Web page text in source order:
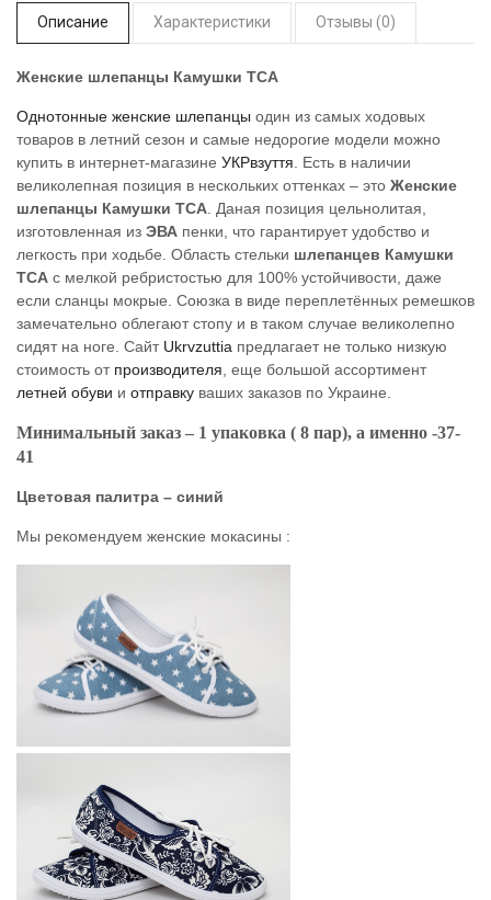
Описание Характеристики Отзывы (0)
Женские шлепанцы Камушки ТСА
Однотонные женские шлепанцы один из самых ходовых
товаров в летний сезон и самые недорогие модели можно
купить в интернет-магазине УКРвзуття . Есть в наличии
великолепная позиция в нескольких оттенках – это Женские
шлепанцы Камушки ТСА . Даная позиция цельнолитая,
изготовленная из ЭВА пенки, что гарантирует удобство и
легкость при ходьбе. Область стельки шлепанцев Камушки
TCA с мелкой ребристостью для 100% устойчивости, даже
если сланцы мокрые. Союзка в виде переплетённых ремешков
замечательно облегают стопу и в таком случае великолепно
сидят на ноге. Сайт Ukrvzuttia предлагает не только низкую
стоимость от производителя , еще большой ассортимент
летней обуви и отправку ваших заказов по Украине.
Минимальный заказ – 1 упаковка ( 8 пар), а именно -37-
41
Цветовая палитра – синий
Мы рекомендуем женские мокасины :